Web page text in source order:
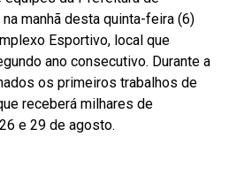
manhã desta quinta-feira (6)
Esportivo, local que
ano consecutivo. Durante a
os primeiros trabalhos de
receberá milhares de
e 29 de agosto.